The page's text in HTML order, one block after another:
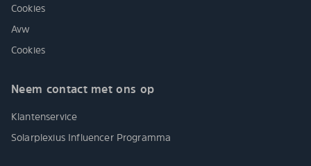
Cookies
Avw
Cookies
Neem contact met ons op
Klantenservice
Solarplexius Influencer Programma